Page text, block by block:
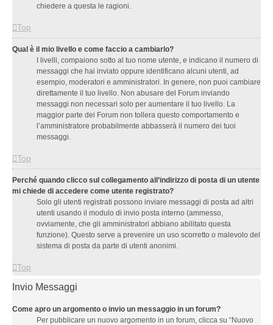
chiedere a questa le ragioni.
Top
Qual è il mio livello e come faccio a cambiarlo?
I livelli, compaiono sotto al tuo nome utente, e indicano il numero di
messaggi che hai inviato oppure identificano alcuni utenti, ad
esempio, moderatori e amministratori. In genere, non puoi cambiare
direttamente il tuo livello. Non abusare del Forum inviando
messaggi non necessari solo per aumentare il tuo livello. La
maggior parte dei Forum non tollera questo comportamento e
l’amministratore probabilmente abbasserà il numero dei tuoi
messaggi.
Top
Perché quando clicco sul collegamento all’indirizzo di posta di un utente
mi chiede di accedere come utente registrato?
Solo gli utenti registrati possono inviare messaggi di posta ad altri
utenti usando il modulo di invio posta interno (ammesso,
ovviamente, che gli amministratori abbiano abilitato questa
funzione). Questo serve a prevenire un uso scorretto o malevolo del
sistema di posta da parte di utenti anonimi.
Top
Invio Messaggi
Come apro un argomento o invio un messaggio in un forum?
Per pubblicare un nuovo argomento in un forum, clicca su “Nuovo